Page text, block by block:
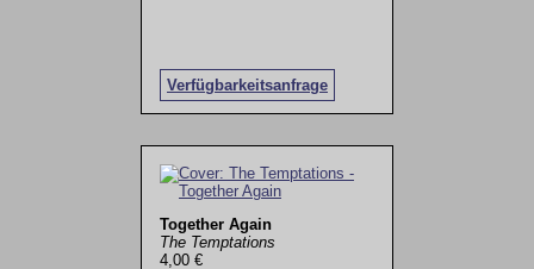
Verfügbarkeitsanfrage
Together Again
The Temptations
4,00 €